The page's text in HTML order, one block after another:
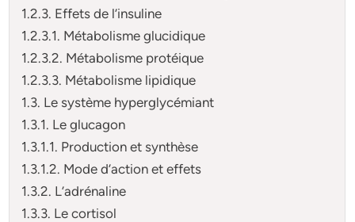
1.2.3. Effets de l’insuline
1.2.3.1. Métabolisme glucidique
1.2.3.2. Métabolisme protéique
1.2.3.3. Métabolisme lipidique
1.3. Le système hyperglycémiant
1.3.1. Le glucagon
1.3.1.1. Production et synthèse
1.3.1.2. Mode d’action et effets
1.3.2. L’adrénaline
1.3.3. Le cortisol